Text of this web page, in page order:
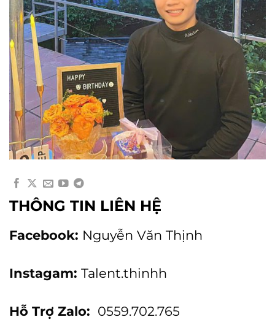
THÔNG TIN LIÊN HỆ
Facebook: Nguyễn Văn Thịnh
Instagam: Talent.thinhh
Hỗ Trợ Zalo: 0559.702.765